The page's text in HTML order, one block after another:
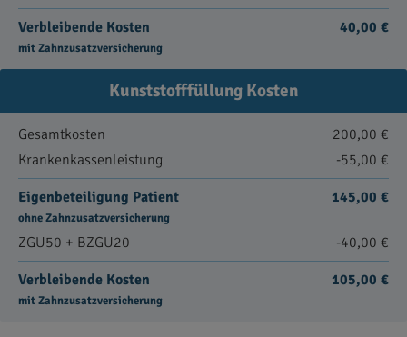
Verbleibende Kosten
mit Zahnzusatzversicherung
40,00 €
Kunststofffüllung Kosten
Gesamtkosten
200,00 €
Krankenkassenleistung
-55,00 €
Eigenbeteiligung Patient
ohne Zahnzusatzversicherung
145,00 €
ZGU50 + BZGU20 -40,00 €
Verbleibende Kosten
mit Zahnzusatzversicherung
105,00 €